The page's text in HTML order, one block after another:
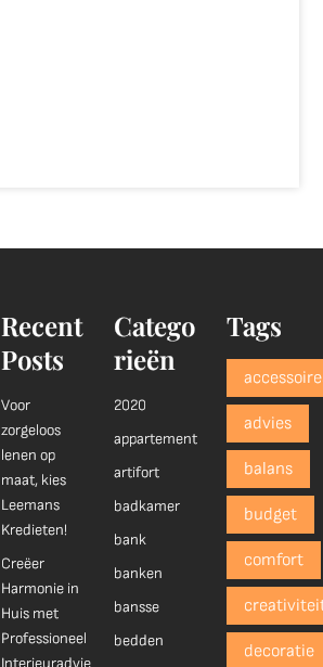
Recent
Posts
Voor
zorgeloos
lenen op
maat, kies
Leemans
Kredieten!
Creëer
Harmonie in
Huis met
Professioneel
Interieuradvie
Catego
rieën
2020
appartement
artifort
badkamer
bank
banken
bansse
bedden
Tags
advies
balans
budget
comfort
decoratie